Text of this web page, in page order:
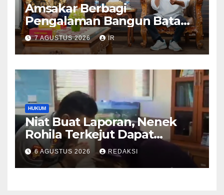
Amsakar Berbagi
Pengalaman Bangun Batam,
DPRD Dumai Dalami
Pendidikan hingga Investasi
7 AGUSTUS 2026 IR
HUKUM
Niat Buat Laporan, Nenek
Rohila Terkejut Dapat
Bantuan dari Kabid Propam
Kombes Pol Eddwi
6 AGUSTUS 2026 REDAKSI